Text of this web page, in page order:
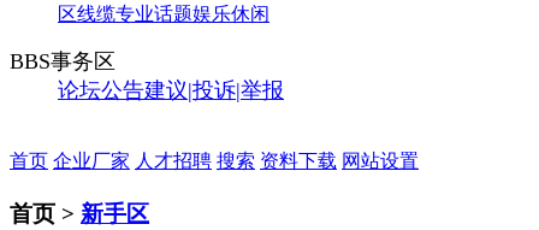
区线缆专业话题娱乐休闲
BBS事务区
论坛公告建议|投诉|举报
首页 企业厂家 人才招聘 搜索 资料下载 网站设置
首页 > 新手区